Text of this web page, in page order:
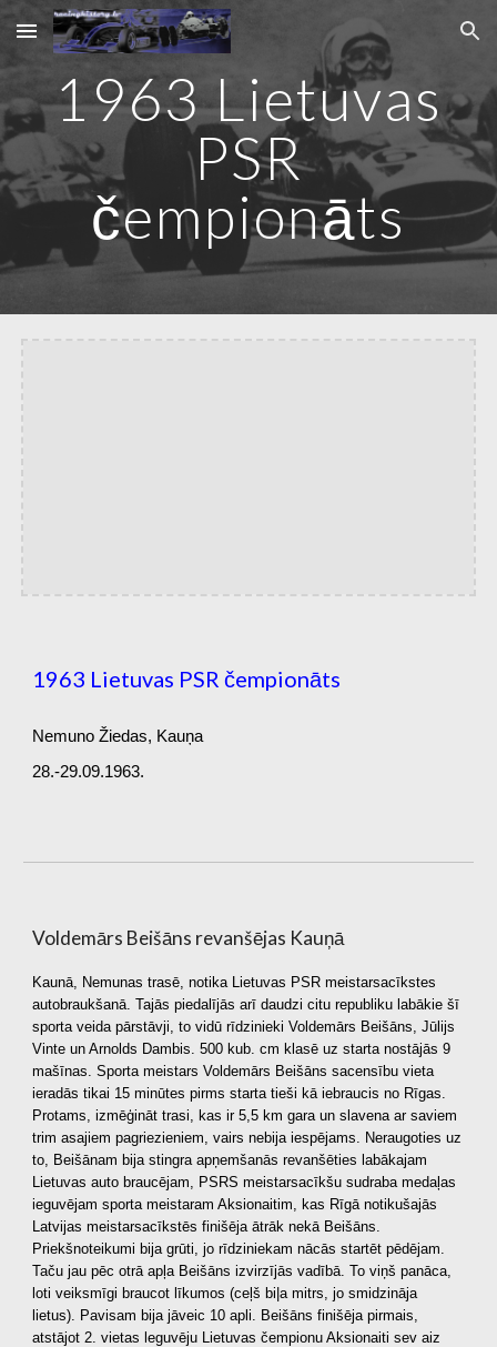
Skip to main content Skip to navigation
1963 Lietuvas
PSR
čempionāts
1963 Lietuvas PSR čempionāts
Nemuno Žiedas, Kauņa
28.-29.09.1963.
Voldemārs Beišāns revanšējas Kauņā
Kaunā, Nemunas trasē, notika Lietuvas PSR meistarsacīkstes
autobraukšanā. Tajās piedalījās arī daudzi citu republiku labākie šī
sporta veida pārstāvji, to vidū rīdzinieki Voldemārs Beišāns, Jūlijs
Vinte un Arnolds Dambis. 500 kub. cm klasē uz starta nostājās 9
mašīnas. Sporta meistars Voldemārs Beišāns sacensību vieta
ieradās tikai 15 minūtes pirms starta tieši kā iebraucis no Rīgas.
Protams, izmēģināt trasi, kas ir 5,5 km gara un slavena ar saviem
trim asajiem pagriezieniem, vairs nebija iespējams. Neraugoties uz
to, Beišānam bija stingra apņemšanās revanšēties labākajam
Lietuvas auto braucējam, PSRS meistarsacīkšu sudraba medaļas
ieguvējam sporta meistaram Aksionaitim, kas Rīgā notikušajās
Latvijas meistarsacīkstēs finišēja ātrāk nekā Beišāns.
Priekšnoteikumi bija grūti, jo rīdziniekam nācās startēt pēdējam.
Taču jau pēc otrā apļa Beišāns izvirzījās vadībā. To viņš panāca,
loti veiksmīgi braucot līkumos (ceļš bi|a mitrs, jo smidzināja
lietus). Pavisam bija jāveic 10 apli. Beišāns finišēja pirmais,
atstājot 2. vietas leguvēju Lietuvas čempionu Aksionaiti sev aiz